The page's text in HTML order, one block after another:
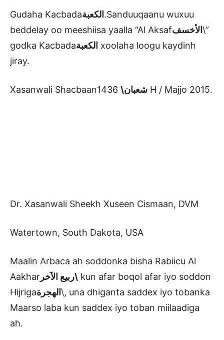
Gudaha Kacbadaالكعبة .Sanduuqaanu wuxuu
beddelay oo meeshiisa yaalla “Al Aksafالأخسف \”
godka Kacbadaالكعبة xoolaha loogu kaydinh
jiray.
Xasanwali Shacbaan شعبان\ 1436 H / Majjo 2015.
Dr. Xasanwali Sheekh Xuseen Cismaan, DVM
Watertown, South Dakota, USA
Maalin Arbaca ah soddonka bisha Rabiicu Al
Aakhar
ربيع الآخر\ kun afar boqol afar iyo soddon
Hijrigaالهجرة \, una dhiganta saddex iyo tobanka
Maarso laba kun saddex iyo toban miilaadiga
ah.